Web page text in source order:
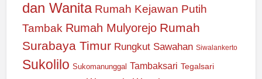
dan Wanita Rumah Kejawan Putih
Tambak Rumah Mulyorejo Rumah
Surabaya Timur Rungkut Sawahan Siwalankerto
Sukolilo Sukomanunggal Tambaksari Tegalsari